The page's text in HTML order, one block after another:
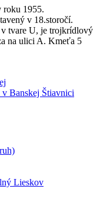
roku 1955.
v 18.storočí.
tvare U, je trojkrídlový
na ulici A. Kmeťa 5
Banskej Štiavnici
Lieskov